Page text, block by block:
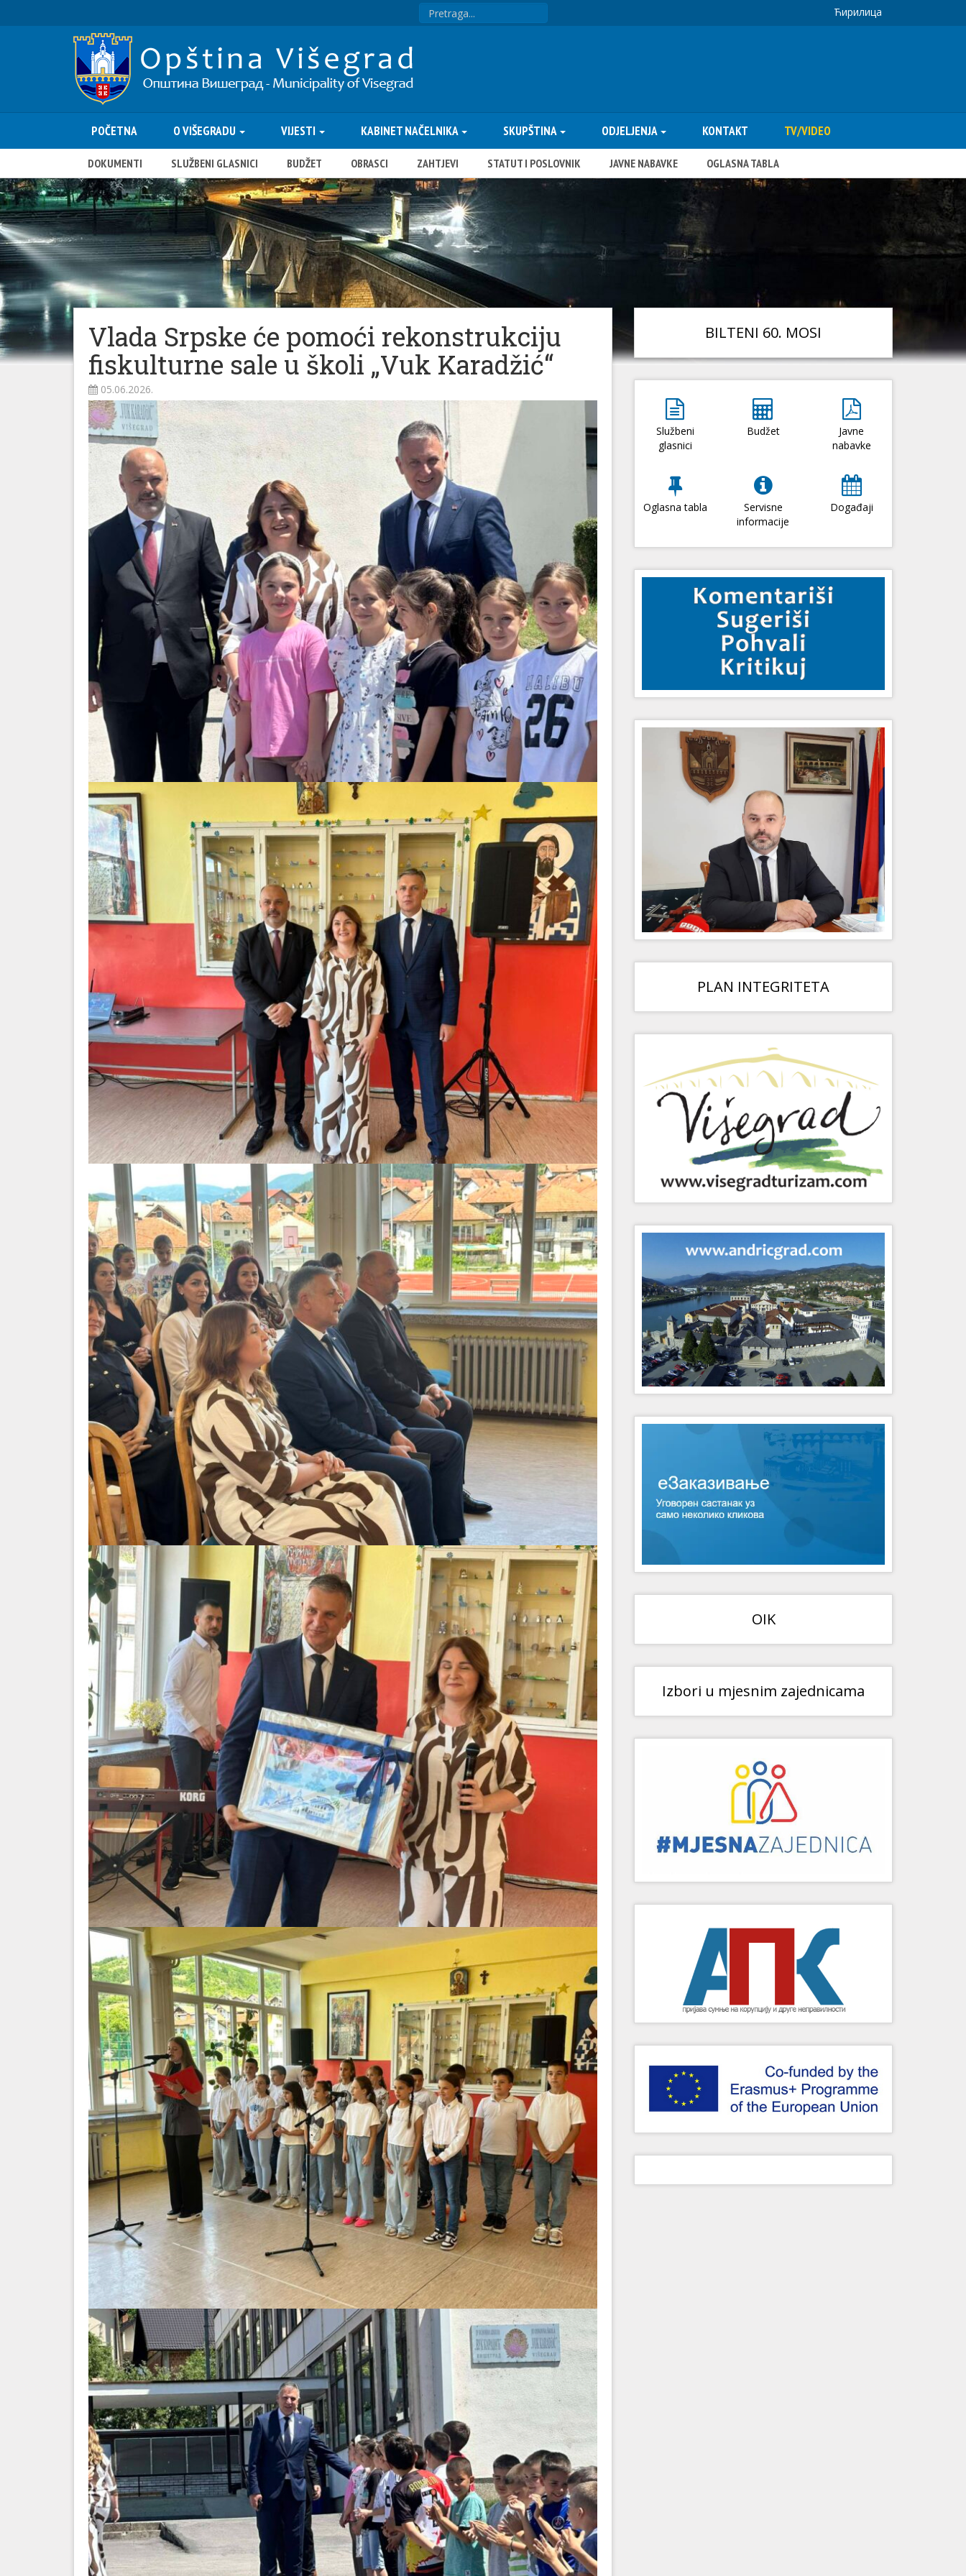
Ћирилица
POČETNA O VIŠEGRADU VIJESTI KABINET NAČELNIKA SKUPŠTINA ODJELJENJA KONTAKT TV/VIDEO
DOKUMENTI SLUŽBENI GLASNICI BUDŽET OBRASCI ZAHTJEVI STATUT I POSLOVNIK JAVNE NABAVKE OGLASNA TABLA
Vlada Srpske će pomoći rekonstrukciju
fiskulturne sale u školi „Vuk Karadžić“
05.06.2026.
BILTENI 60. MOSI
Službeni
glasnici
Budžet
Javne
nabavke
Oglasna tabla
Servisne
informacije
Događaji
PLAN INTEGRITETA
OIK
Izbori u mjesnim zajednicama